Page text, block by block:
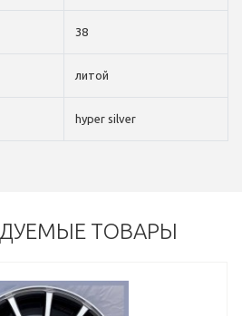
38
литой
hyper silver
ТОВАРЫ